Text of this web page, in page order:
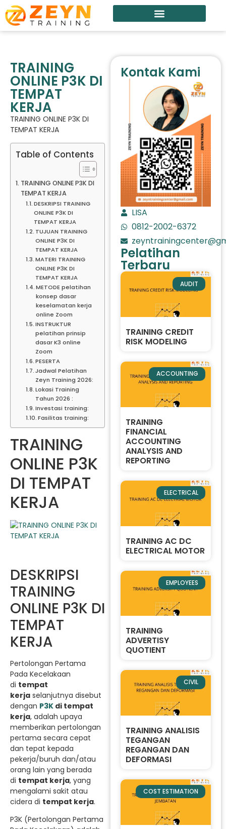
TRAINING
ONLINE P3K DI
TEMPAT
KERJA
TRAINING ONLINE P3K DI
TEMPAT KERJA
Table of Contents
TRAINING ONLINE P3K DI
TEMPAT KERJA
DESKRIPSI TRAINING
ONLINE P3K DI
TEMPAT KERJA
TUJUAN TRAINING
ONLINE P3K DI
TEMPAT KERJA
MATERI TRAINING
ONLINE P3K DI
TEMPAT KERJA
METODE pelatihan
konsep dasar
keselamatan kerja
online Zoom
INSTRUKTUR
pelatihan prinsip
dasar K3 online
Zoom
PESERTA
Jadwal Pelatihan
Zeyn Training 2026:
Lokasi Training
Tahun 2026 :
Investasi training:
Fasilitas training:
TRAINING
ONLINE P3K
DI TEMPAT
KERJA
DESKRIPSI
TRAINING
ONLINE P3K DI
TEMPAT
KERJA
Pertolongan Pertama
Pada Kecelakaan
di tempat
kerja selanjutnya disebut
dengan P3K di tempat
kerja, adalah upaya
memberikan pertolongan
pertama secara cepat
dan tepat kepada
pekerja/buruh dan/atau
orang lain yang berada
di tempat kerja, yang
mengalami sakit atau
cidera di tempat kerja.
P3K (Pertolongan Pertama
Kontak Kami
LISA
0812-2002-6372
Pelatihan
Terbaru
AUDIT
TRAINING CREDIT
RISK MODELING
ACCOUNTING
TRAINING
FINANCIAL
ACCOUNTING
ANALYSIS AND
REPORTING
ELECTRICAL
TRAINING AC DC
ELECTRICAL MOTOR
EMPLOYEES
TRAINING
ADVERTISY
QUOTIENT
CIVIL
TRAINING ANALISIS
TEGANGAN
REGANGAN DAN
DEFORMASI
COST ESTIMATION